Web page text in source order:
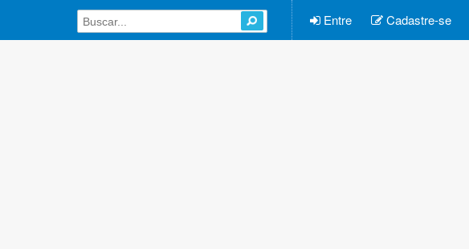
Entre Cadastre-se